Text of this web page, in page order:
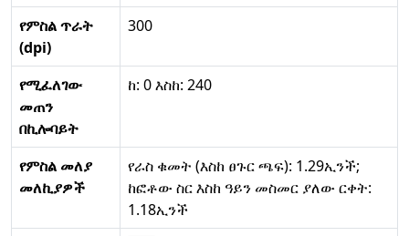
የምስል ጥራት
(dpi)
300
የሚፈለገው
መጠን
በኪሎባይት
ከ: 0 እስከ: 240
የምስል መለያ
መለኪያዎች
የራስ ቁመት (እስከ ፀጉር ጫፍ): 1.29ኢንች;
ከፎቶው ስር እስከ ዓይን መስመር ያለው ርቀት:
1.18ኢንች